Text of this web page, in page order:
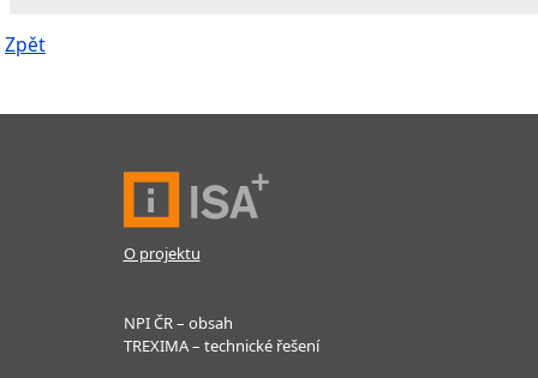
Zpět
O projektu
NPI ČR – obsah
TREXIMA – technické řešení